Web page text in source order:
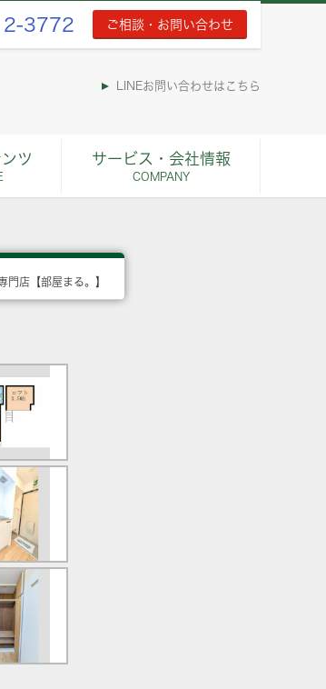
3772 ご相談・お問い合わせ
LINEお問い合わせはこちら
ツ サービス・会社情報
COMPANY
門店【部屋まる。】